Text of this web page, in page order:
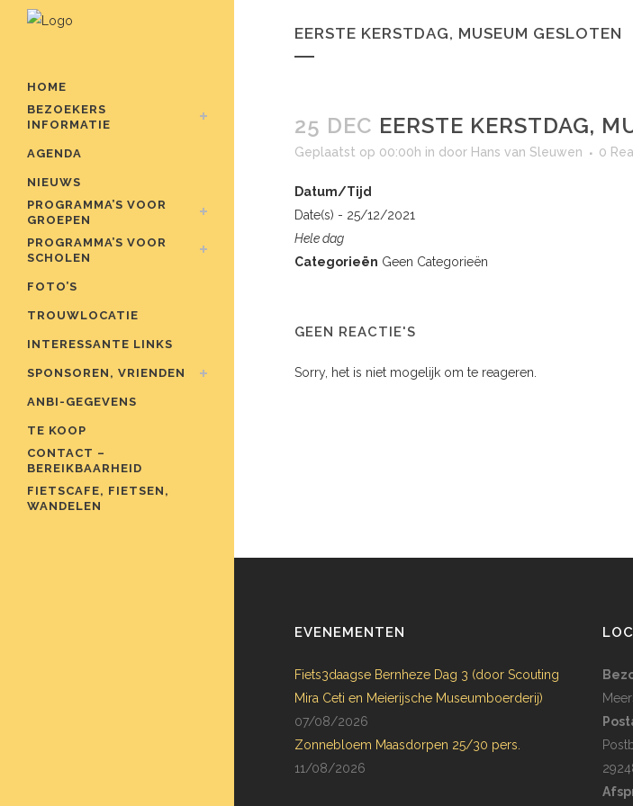
HOME
BEZOEKERS
INFORMATIE
AGENDA
NIEUWS
PROGRAMMA’S VOOR
GROEPEN
PROGRAMMA’S VOOR
SCHOLEN
FOTO’S
TROUWLOCATIE
INTERESSANTE LINKS
SPONSOREN, VRIENDEN
ANBI-GEGEVENS
TE KOOP
CONTACT –
BEREIKBAARHEID
FIETSCAFE, FIETSEN,
WANDELEN
EERSTE KERSTDAG, MUSEUM GESLOTEN
25 DEC EERSTE KERSTDAG,
Geplaatst op 00:00h in door Hans van Sleuwen 0
Datum/Tijd
Date(s) - 25/12/2021
Hele dag
Categorieën Geen Categorieën
GEEN REACTIE'S
Sorry, het is niet mogelijk om te reageren.
EVENEMENTEN
Fiets3daagse Bernheze Dag 3 (door Scouting
Mira Ceti en Meierijsche Museumboerderij)
07/08/2026
Zonnebloem Maasdorpen 25/30 pers.
11/08/2026